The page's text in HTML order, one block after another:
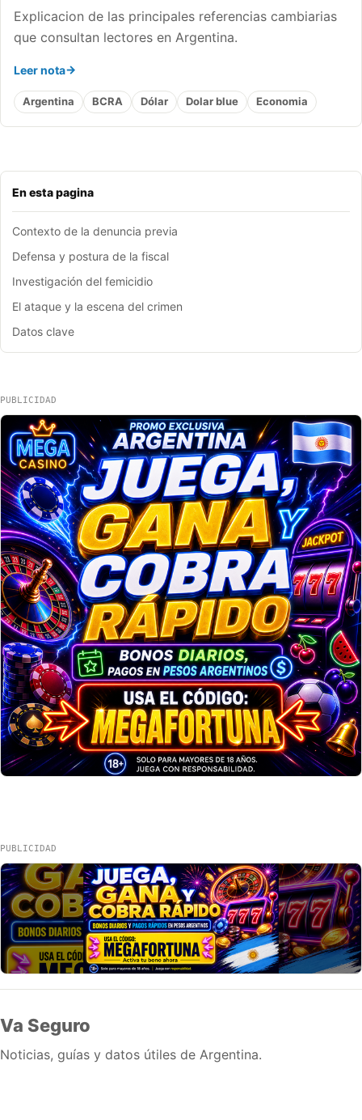
En esta pagina
Contexto de la denuncia previa
Defensa y postura de la fiscal
Investigación del femicidio
El ataque y la escena del crimen
Datos clave
Explicacion de las principales referencias cambiarias
que consultan lectores en Argentina.
Leer nota
Argentina BCRA Dólar Dolar blue Economia
PUBLICIDAD
PUBLICIDAD
Va Seguro
Noticias, guías y datos útiles de Argentina.